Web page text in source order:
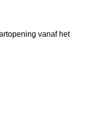
vanaf het